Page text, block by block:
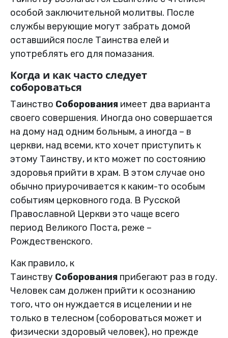
особой заключительной молитвы. После
службы верующие могут забрать домой
оставшийся после Таинства елей и
употреблять его для помазания.
Когда и как часто следует
собороваться
Таинство Соборования имеет два варианта
своего совершения. Иногда оно совершается
на дому над одним больным, а иногда – в
церкви, над всеми, кто хочет приступить к
этому Таинству, и кто может по состоянию
здоровья прийти в храм. В этом случае оно
обычно приурочивается к каким-то особым
событиям церковного года. В Русской
Православной Церкви это чаще всего
период Великого Поста, реже –
Рождественского.
Как правило, к
Таинству Соборования прибегают раз в году.
Человек сам должен прийти к осознанию
того, что он нуждается в исцелении и не
только в телесном (собороваться может и
физически здоровый человек), но прежде